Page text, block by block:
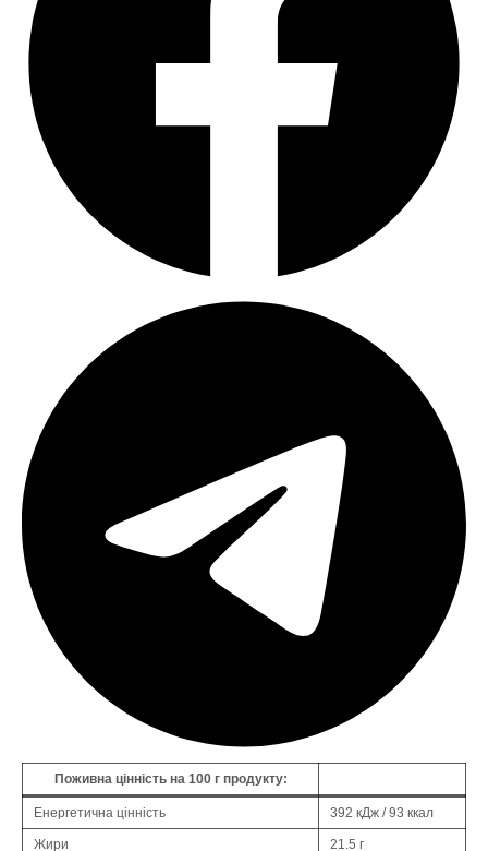
Поживна цінність на 100 г продукту:
Енергетична цінність 392 кДж / 93 ккал
Жири 21.5 г